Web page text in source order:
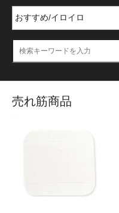
売れ筋商品